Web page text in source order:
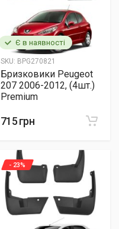
Є в наявності
SKU: BPG270821
Бризковики Peugeot
207 2006-2012, (4шт.)
Premium
715 грн
- 23%